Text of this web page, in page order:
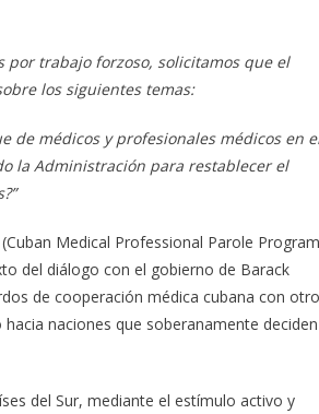
trabajo forzoso, solicitamos que el
los siguientes temas:
de médicos y profesionales médicos en
la Administración para restablecer el
Medical Professional Parole
del diálogo con el gobierno de Barack
de cooperación médica cubana con
naciones que soberanamente deciden
del Sur, mediante el estímulo activo y